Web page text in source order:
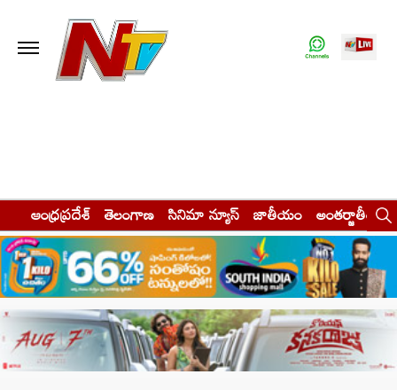
ఆంధ్రప్రదేశ్ తెలంగాణ సినిమా న్యూస్ జాతీయం అంతర్జాతీయం